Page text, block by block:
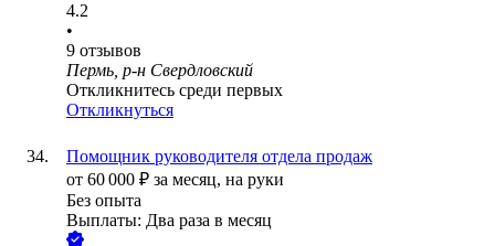
4.2
•
9 отзывов
Пермь, р-н Свердловский
Откликнитесь среди первых
Откликнуться
Помощник руководителя отдела продаж
от 60 000 ₽ за месяц, на руки
Без опыта
Выплаты: Два раза в месяц